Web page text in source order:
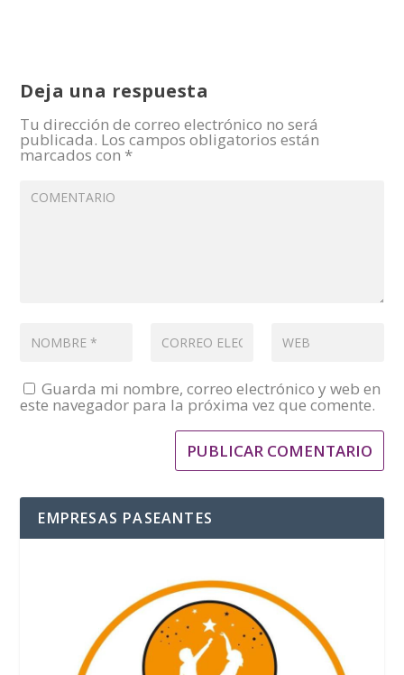
Deja una respuesta
Tu dirección de correo electrónico no será
publicada. Los campos obligatorios están
marcados con *
Guarda mi nombre, correo electrónico y web en
este navegador para la próxima vez que comente.
EMPRESAS PASEANTES